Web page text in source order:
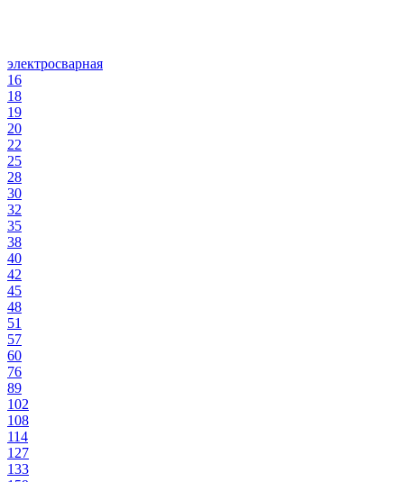
электросварная
16
18
19
20
22
25
28
30
32
35
38
40
42
45
48
51
57
60
76
89
102
108
114
127
133